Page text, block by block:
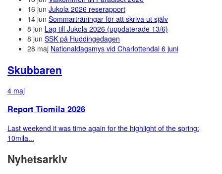
16 jun Jukola 2026 reserapport
14 jun Sommarträningar för att skriva ut själv
8 jun Lag till Jukola 2026 (uppdaterade 13/6)
8 jun SSK på Huddingedagen
28 maj Nationaldagsmys vid Charlottendal 6 juni
Skubbaren
4 maj
Report Tiomila 2026
Last weekend it was time again for the highlight of the spring:
10mila...
Nyhetsarkiv